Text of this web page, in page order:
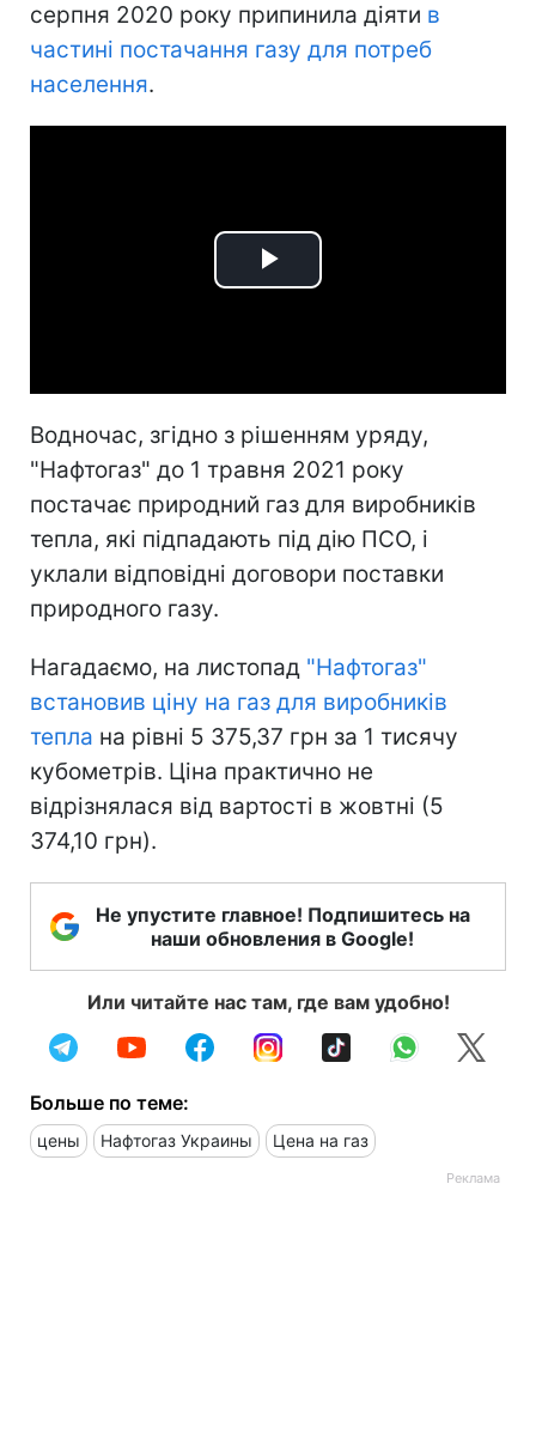
серпня 2020 року припинила діяти в
частині постачання газу для потреб
населення.
Play
Водночас, згідно з рішенням уряду,
"Нафтогаз" до 1 травня 2021 року
постачає природний газ для виробників
тепла, які підпадають під дію ПСО, і
уклали відповідні договори поставки
природного газу.
Нагадаємо, на листопад "Нафтогаз"
встановив ціну на газ для виробників
тепла на рівні 5 375,37 грн за 1 тисячу
кубометрів. Ціна практично не
відрізнялася від вартості в жовтні (5
374,10 грн).
Не упустите главное! Подпишитесь на
наши обновления в Google!
Или читайте нас там, где вам удобно!
Больше по теме:
цены Нафтогаз Украины Цена на газ